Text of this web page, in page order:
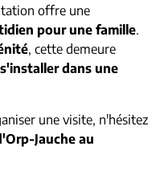
offre une
pour une famille.
, cette demeure
dans une
une visite, n'hésitez
Jauche au